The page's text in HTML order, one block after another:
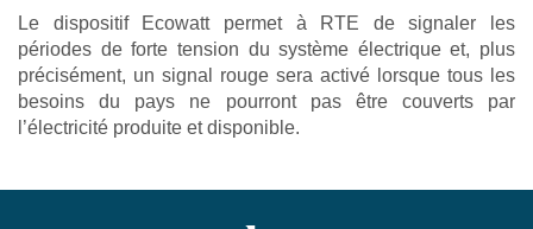
Le dispositif Ecowatt permet à RTE de signaler les
périodes de forte tension du système électrique et, plus
précisément, un signal rouge sera activé lorsque tous les
besoins du pays ne pourront pas être couverts par
l’électricité produite et disponible.